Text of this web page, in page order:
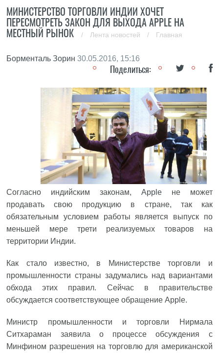
МИНИСТЕРСТВО ТОРГОВЛИ ИНДИИ ХОЧЕТ
ПЕРЕСМОТРЕТЬ ЗАКОН ДЛЯ ВЫХОДА APPLE НА
МЕСТНЫЙ РЫНОК
/ Лента новостей / Главная
Борменталь Зорин 30.05.2016, 15:16
Поделиться:
Согласно индийским законам, Appleне может
продавать свою продукцию в стране, так как
обязательным условием работы является выпуск по
меньшей мере трети реализуемых товаров на
территории Индии.
Как стало известно, в Министерстве торговли и
промышленности страны задумались над вариантами
обхода этих правил. Сейчас в правительстве
обсуждается соответствующее обращение Apple.
Министр промышленности и торговли Нирмала
Ситхараман заявила о процессе обсуждения с
Минфином разрешения на торговлю для американской